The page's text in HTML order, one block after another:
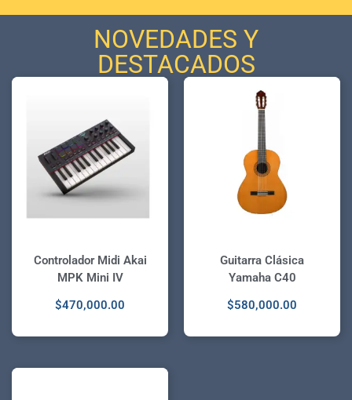
NOVEDADES Y
DESTACADOS
Controlador Midi Akai
MPK Mini IV
$470,000.00
Guitarra Clásica
Yamaha C40
$580,000.00